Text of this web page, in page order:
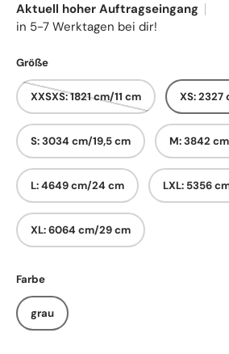
Aktuell hoher Auftragseingang
in 5-7 Werktagen bei dir!
Größe
XXSXS: 1821 cm/11 cm XS:
S: 3034 cm/19,5 cm M: 3842
L: 4649 cm/24 cm LXL: 5356
XL: 6064 cm/29 cm
Farbe
grau